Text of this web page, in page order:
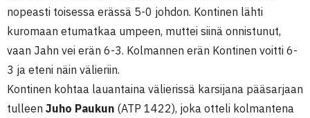
nopeasti toisessa erässä 5-0 johdon. Kontinen lähti
kuromaan etumatkaa umpeen, muttei siinä onnistunut,
vaan Jahn vei erän 6-3. Kolmannen erän Kontinen voitti 6-
3 ja eteni näin välieriin.
Kontinen kohtaa lauantaina välierissä karsijana pääsarjaan
tulleen Juho Paukun (ATP 1422), joka otteli kolmantena